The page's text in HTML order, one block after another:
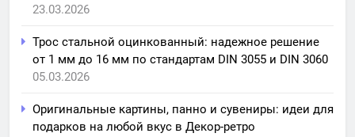
23.03.2026
Трос стальной оцинкованный: надежное решение
от 1 мм до 16 мм по стандартам DIN 3055 и DIN 3060
05.03.2026
Оригинальные картины, панно и сувениры: идеи для
подарков на любой вкус в Декор-ретро